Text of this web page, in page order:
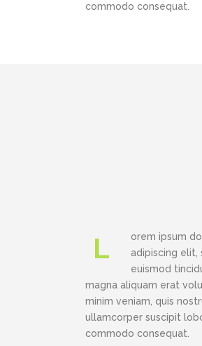
commodo consequat.
L
orem ipsum
adipiscing elit,
euismod
magna aliquam erat
minim veniam, quis
ullamcorper suscipit
commodo consequat.